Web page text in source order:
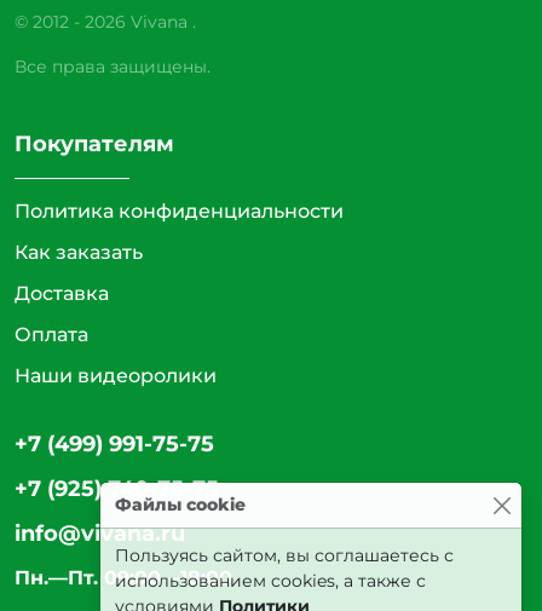
© 2012 - 2026 Vivana .
Все права защищены.
Покупателям
Политика конфиденциальности
Как заказать
Доставка
Оплата
Наши видеоролики
+7 (499) 991-75-75
+7 (925) 740-75-75
info@vivana.ru
Пн.—Пт. 09:00—18:00
Файлы cookie
Пользуясь сайтом, вы соглашаетесь с
использованием cookies, а также с
условиями Политики